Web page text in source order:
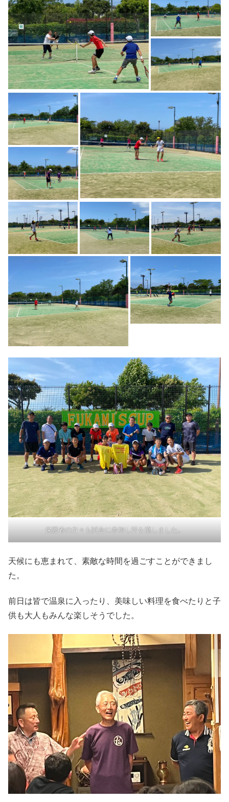
保護者の方々も試合に参加し汗を流しました。
天候にも恵まれて、素敵な時間を過ごすことができまし
た。
前日は皆で温泉に入ったり、美味しい料理を食べたりと子
供も大人もみんな楽しそうでした。